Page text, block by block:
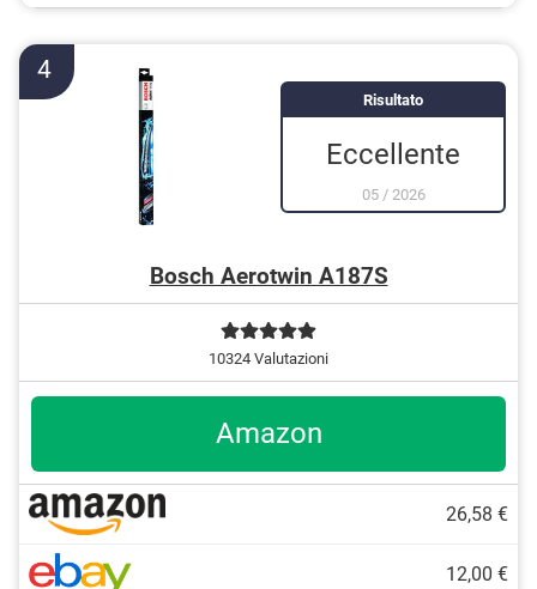
4
Risultato
Eccellente
05/ 2026
Bosch Aerotwin A187S
10324 Valutazioni
Amazon
26,58 €
12,00 €